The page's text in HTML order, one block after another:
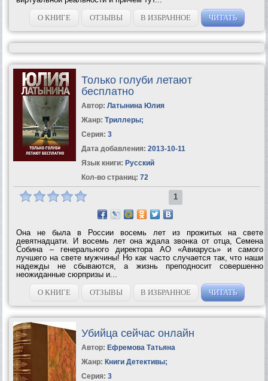
О КНИГЕ
ОТЗЫВЫ В ИЗБРАННОЕ ЧИТАТЬ
Только голуби летают
бесплатно
Автор: Латынина Юлия
Жанр: Триллеры;
Серия: 3
Дата добавления: 2013-10-11
Язык книги: Русский
Кол-во страниц: 72
1
Она не была в России восемь лет из прожитых на свете
девятнадцати. И восемь лет она ждала звонка от отца, Семена
Собина – генерального директора АО «Авиарусь» и самого
лучшего на свете мужчины! Но как часто случается так, что наши
надежды не сбываются, а жизнь преподносит совершенно
неожиданные сюрпризы и...
О КНИГЕ
ОТЗЫВЫ В ИЗБРАННОЕ ЧИТАТЬ
Убийца сейчас онлайн
Автор: Ефремова Татьяна
Жанр: Книги Детективы;
Серия: 3